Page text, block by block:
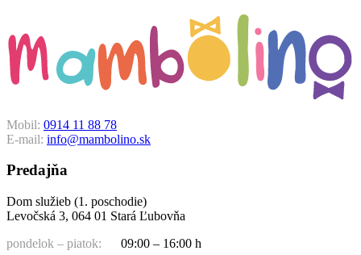
Mobil: 0914 11 88 78
E-mail: info@mambolino.sk
Predajňa
Dom služieb (1. poschodie)
Levočská 3, 064 01 Stará Ľubovňa
pondelok – piatok:
09:00 – 16:00 h